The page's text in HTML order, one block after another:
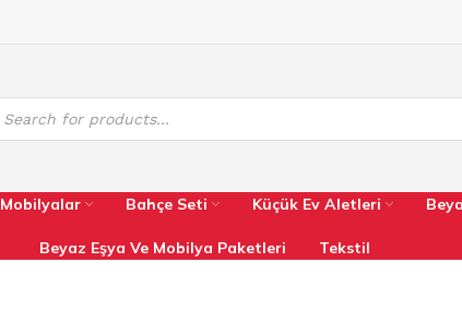
Mobilyalar Bahçe Seti Küçük Ev Aletleri
Beyaz Eşya Ve Mobilya Paketleri Tekstil